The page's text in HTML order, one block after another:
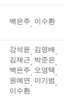
백은주, 이수환
강석윤, 김영배,
김재근, 박준은,
백은주, 오영택,
원예연, 이기범,
이수환